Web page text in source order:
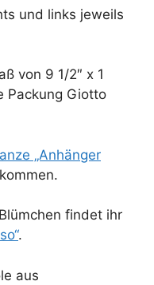
und links jeweils
von 9 1/2″ x 1
Packung Giotto
„Anhänger
findet ihr
.
aus